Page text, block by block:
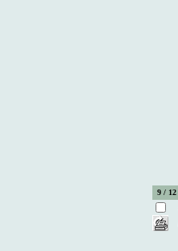
9 / 12